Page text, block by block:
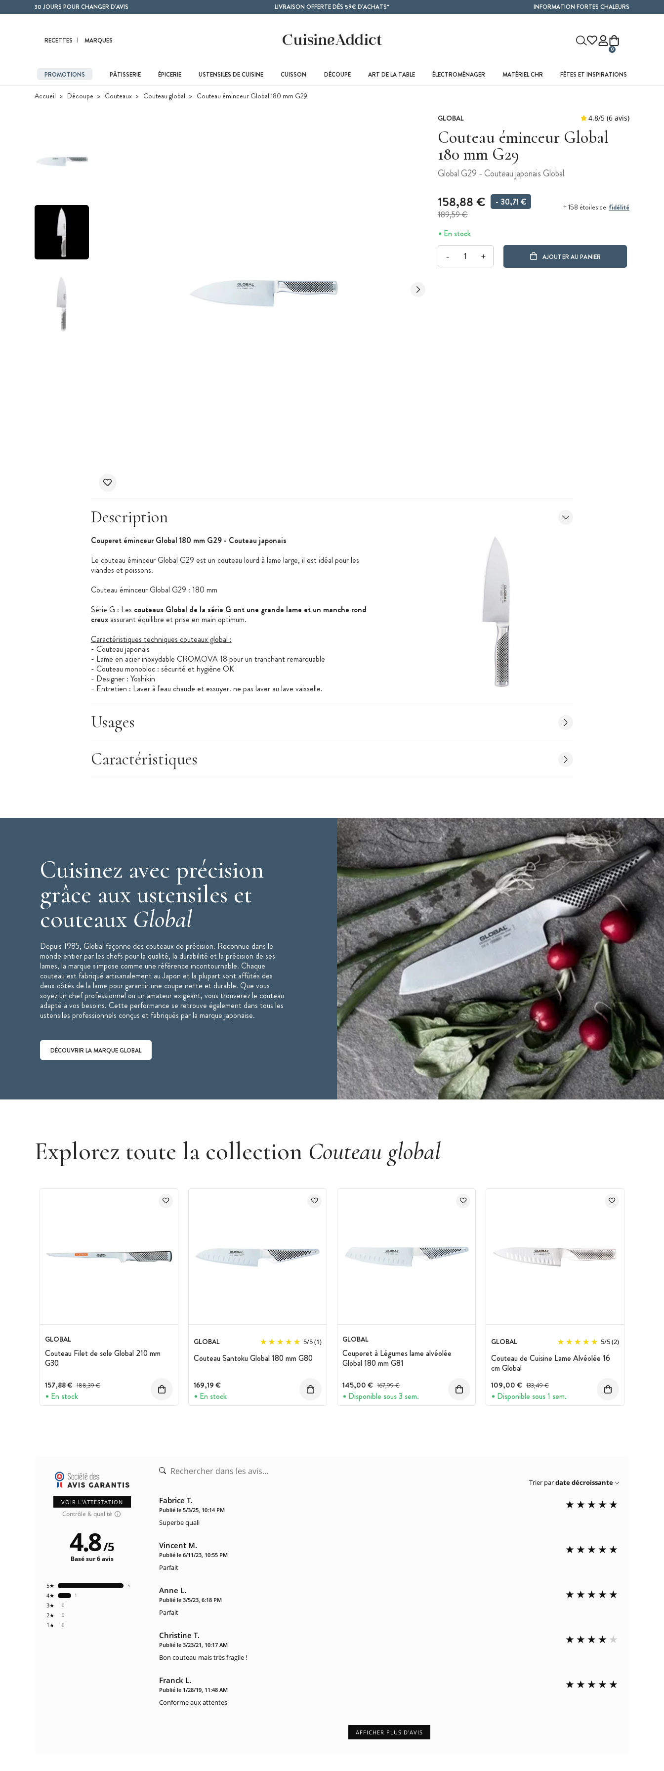
Contenu principal30 JOURS POUR CHANGER D'AVIS LIVRAISON OFFERTE DÈS 59€ D'ACHATS* INFORMATION FORTES CHALEURS
RECETTES MARQUES
0
PROMOTIONS PÂTISSERIE ÉPICERIE USTENSILES DE CUISINE CUISSON DÉCOUPE ART DE LA TABLE ÉLECTROMÉNAGER MATÉRIEL CHR FÊTES ET INSPIRATIONS
Accueil Découpe Couteaux Couteau global Couteau éminceur Global 180 mm G29
GLOBAL
Couteau éminceur Global
180 mm G29
Global G29 - Couteau japonais Global
158,88 €
189,59 €
- 30,71 € + 158 étoiles de fidélité
En stock
- + AJOUTER AU PANIER
Description
Couperet éminceur Global 180 mm G29 - Couteau japonais
Le couteau éminceur Global G29 est un couteau lourd à lame large, il est idéal pour les
viandes et poissons.
Couteau éminceur Global G29 : 180 mm
Série G : Les couteaux Global de la série G ont une grande lame et un manche rond
creuxassurant équilibre et prise en main optimum.
Caractéristiques techniques couteaux global :
- Couteau japonais
- Lame en acier inoxydable CROMOVA 18 pour un tranchant remarquable
- Couteau monobloc : sécurité et hygiène OK
- Designer : Yoshikin
- Entretien : Laver à l'eau chaude et essuyer. ne pas laver au lave vaisselle.
Usages
Caractéristiques
Cuisinez avec précision
grâce aux ustensiles et
couteaux Global
Depuis 1985, Global façonne des couteaux de précision. Reconnue dans le
monde entier par les chefs pour la qualité, la durabilité et la précision de ses
lames, la marque s'impose comme une référence incontournable. Chaque
couteau est fabriqué artisanalement au Japon et la plupart sont affûtés des
deux côtés de la lame pour garantir une coupe nette et durable. Que vous
soyez un chef professionnel ou un amateur exigeant, vous trouverez le couteau
adapté à vos besoins. Cette performance se retrouve également dans tous les
ustensiles professionnels conçus et fabriqués par la marque japonaise.
DÉCOUVRIR LA MARQUE GLOBAL
Explorez toute la collection Couteau global
GLOBAL
Couteau Filet de sole Global 210 mm
G30
157,88 € Prix avant réduction :
188,39 €
En stock
GLOBAL 5/5(1)
Couteau Santoku Global 180 mm G80
169,19 €
En stock
GLOBAL
Couperet à Légumes lame alvéolée
Global 180 mm G81
145,00 € Prix avant réduction :
167,99 €
Disponible sous 3 sem.
GLOBAL 5/5(2)
Couteau de Cuisine Lame Alvéolée 16
cm Global
109,00 € Prix avant réduction :
133,49 €
Disponible sous 1 sem.
VOIR L'ATTESTATION
Contrôle & qualité
0
1★
0
2★
0
3★
1
4★
5
5★
4.8/5
Basé sur 6 avis
Trier pardate décroissante
Fabrice T.
Publié le 5/3/25, 10:14 PM
Superbe quali
Vincent M.
Publié le 6/11/23, 10:55 PM
Parfait
Anne L.
Publié le 3/5/23, 6:18 PM
Parfait
Christine T.
Publié le 3/23/21, 10:17 AM
Bon couteau mais très fragile !
Franck L.
Publié le 1/28/19, 11:48 AM
Conforme aux attentes
AFFICHER PLUS D'AVIS